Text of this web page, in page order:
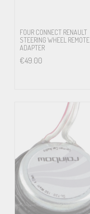
FOUR CONNECT RENAULT
STEERING WHEEL REMOTE
ADAPTER
€49.00